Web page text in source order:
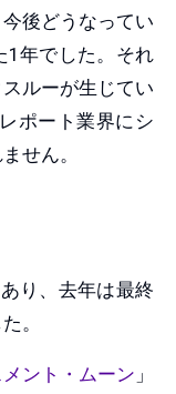
後どうなってい
1年でした。それ
ルーが生じてい
ポート業界にシ
せん。
り、去年は最終
。
ント・ムーン 」